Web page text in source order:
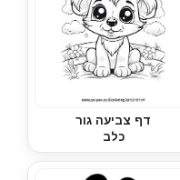
דף צביעה גור
כלב